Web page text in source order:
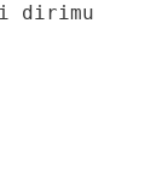
dirimu